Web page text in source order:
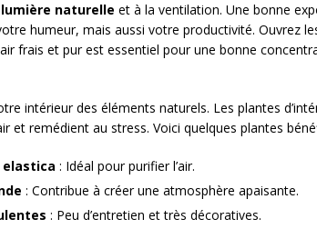
lumière naturelle et à la ventilation. Une bonne
humeur, mais aussi votre productivité. Ouvrez
frais et pur est essentiel pour une bonne
intérieur des éléments naturels. Les plantes
et remédient au stress. Voici quelques plantes
elastica : Idéal pour purifier l’air.
: Contribue à créer une atmosphère apaisante.
: Peu d’entretien et très décoratives.